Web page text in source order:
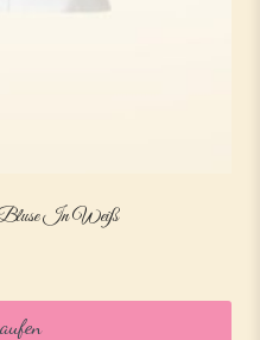
Bluse In Weiß